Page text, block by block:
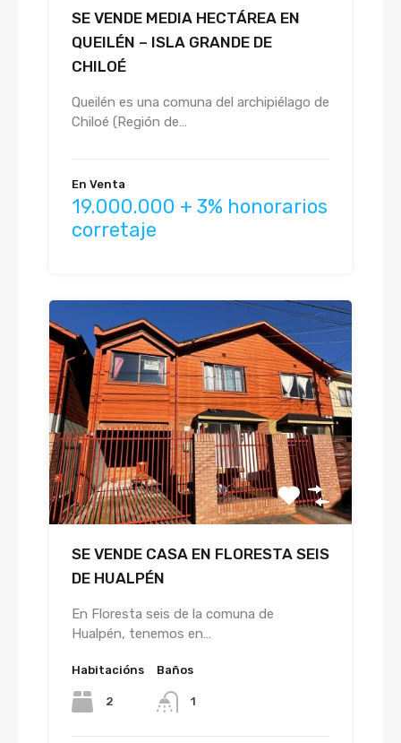
SE VENDE MEDIA HECTÁREA EN
QUEILÉN – ISLA GRANDE DE
CHILOÉ
Queilén es una comuna del archipiélago de
Chiloé (Región de…
En Venta
19.000.000 + 3% honorarios
corretaje
SE VENDE CASA EN FLORESTA SEIS
DE HUALPÉN
En Floresta seis de la comuna de
Hualpén, tenemos en…
Habitacións
2
Baños
1